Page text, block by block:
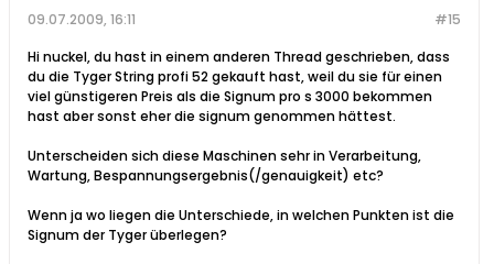
#15
09.07.2009, 16:11
Hi nuckel, du hast in einem anderen Thread geschrieben, dass
du die Tyger String profi 52 gekauft hast, weil du sie für einen
viel günstigeren Preis als die Signum pro s 3000 bekommen
hast aber sonst eher die signum genommen hättest.
Unterscheiden sich diese Maschinen sehr in Verarbeitung,
Wartung, Bespannungsergebnis(/genauigkeit) etc?
Wenn ja wo liegen die Unterschiede, in welchen Punkten ist die
Signum der Tyger überlegen?